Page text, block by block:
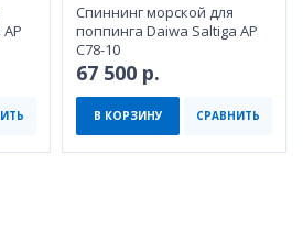
Спиннинг морской для
поппинга Daiwa Saltiga AP
C78-10
67 500 р.
В КОРЗИНУ СРАВНИТЬ